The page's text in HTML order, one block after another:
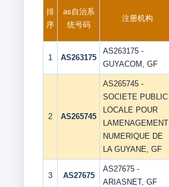
排
序
as自治系
统号码
注册机构
1 AS263175
AS263175 -
GUYACOM, GF
2 AS265745
AS265745 -
SOCIETE PUBLIC
LOCALE POUR
LAMENAGEMENT
NUMERIQUE DE
LA GUYANE, GF
3 AS27675
AS27675 -
ARIASNET, GF